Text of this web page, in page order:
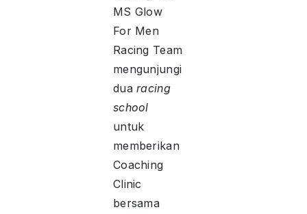
MS Glow
For Men
Racing Team
mengunjungi
duaracing
school
untuk
memberikan
Coaching
Clinic
bersama